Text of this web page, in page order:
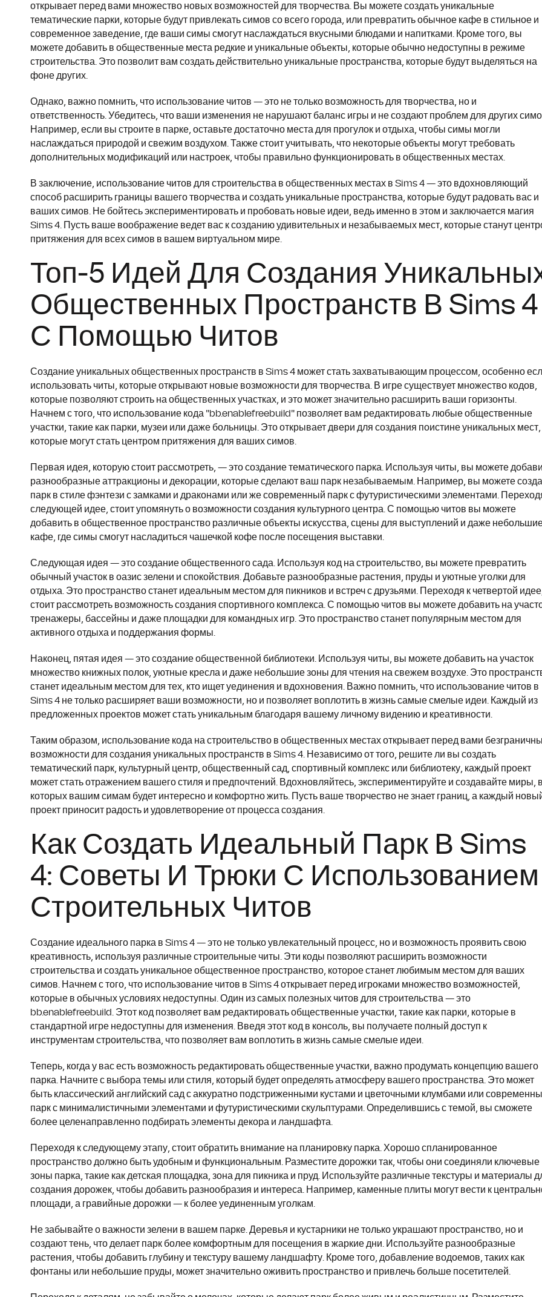
открывает перед вами множество новых возможностей для творчества. Вы можете создать уникальные
тематические парки, которые будут привлекать симов со всего города, или превратить обычное кафе в стильное и
современное заведение, где ваши симы смогут наслаждаться вкусными блюдами и напитками. Кроме того, вы
можете добавить в общественные места редкие и уникальные объекты, которые обычно недоступны в режиме
строительства. Это позволит вам создать действительно уникальные пространства, которые будут выделяться на
фоне других.
Однако, важно помнить, что использование читов — это не только возможность для творчества, но и
ответственность. Убедитесь, что ваши изменения не нарушают баланс игры и не создают проблем для других
Например, если вы строите в парке, оставьте достаточно места для прогулок и отдыха, чтобы симы могли
наслаждаться природой и свежим воздухом. Также стоит учитывать, что некоторые объекты могут требовать
дополнительных модификаций или настроек, чтобы правильно функционировать в общественных местах.
В заключение, использование читов для строительства в общественных местах в Sims 4 — это вдохновляющий
способ расширить границы вашего творчества и создать уникальные пространства, которые будут радовать вас и
ваших симов. Не бойтесь экспериментировать и пробовать новые идеи, ведь именно в этом и заключается магия
Sims 4. Пусть ваше воображение ведет вас к созданию удивительных и незабываемых мест, которые станут
притяжения для всех симов в вашем виртуальном мире.
Топ-5 Идей Для Создания
Общественных Пространств В Sims 4
С Помощью Читов
Создание уникальных общественных пространств в Sims 4 может стать захватывающим процессом, особенно
использовать читы, которые открывают новые возможности для творчества. В игре существует множество кодов,
которые позволяют строить на общественных участках, и это может значительно расширить ваши горизонты.
Начнем с того, что использование кода "bb.enablefreebuild" позволяет вам редактировать любые общественные
участки, такие как парки, музеи или даже больницы. Это открывает двери для создания поистине уникальных мест,
которые могут стать центром притяжения для ваших симов.
Первая идея, которую стоит рассмотреть, — это создание тематического парка. Используя читы, вы можете
разнообразные аттракционы и декорации, которые сделают ваш парк незабываемым. Например, вы можете
парк в стиле фэнтези с замками и драконами или же современный парк с футуристическими элементами.
следующей идее, стоит упомянуть о возможности создания культурного центра. С помощью читов вы можете
добавить в общественное пространство различные объекты искусства, сцены для выступлений и даже
кафе, где симы смогут насладиться чашечкой кофе после посещения выставки.
Следующая идея — это создание общественного сада. Используя код на строительство, вы можете превратить
обычный участок в оазис зелени и спокойствия. Добавьте разнообразные растения, пруды и уютные уголки для
отдыха. Это пространство станет идеальным местом для пикников и встреч с друзьями. Переходя к четвертой
стоит рассмотреть возможность создания спортивного комплекса. С помощью читов вы можете добавить на
тренажеры, бассейны и даже площадки для командных игр. Это пространство станет популярным местом для
активного отдыха и поддержания формы.
Наконец, пятая идея — это создание общественной библиотеки. Используя читы, вы можете добавить на участок
множество книжных полок, уютные кресла и даже небольшие зоны для чтения на свежем воздухе. Это
станет идеальным местом для тех, кто ищет уединения и вдохновения. Важно помнить, что использование читов в
Sims 4 не только расширяет ваши возможности, но и позволяет воплотить в жизнь самые смелые идеи. Каждый из
предложенных проектов может стать уникальным благодаря вашему личному видению и креативности.
Таким образом, использование кода на строительство в общественных местах открывает перед вами
возможности для создания уникальных пространств в Sims 4. Независимо от того, решите ли вы создать
тематический парк, культурный центр, общественный сад, спортивный комплекс или библиотеку, каждый проект
может стать отражением вашего стиля и предпочтений. Вдохновляйтесь, экспериментируйте и создавайте миры, в
которых вашим симам будет интересно и комфортно жить. Пусть ваше творчество не знает границ, а каждый
проект приносит радость и удовлетворение от процесса создания.
Как Создать Идеальный Парк В Sims
4: Советы И Трюки С Использованием
Строительных Читов
Создание идеального парка в Sims 4 — это не только увлекательный процесс, но и возможность проявить свою
креативность, используя различные строительные читы. Эти коды позволяют расширить возможности
строительства и создать уникальное общественное пространство, которое станет любимым местом для ваших
симов. Начнем с того, что использование читов в Sims 4 открывает перед игроками множество возможностей,
которые в обычных условиях недоступны. Один из самых полезных читов для строительства — это
bb.enablefreebuild. Этот код позволяет вам редактировать общественные участки, такие как парки, которые в
стандартной игре недоступны для изменения. Введя этот код в консоль, вы получаете полный доступ к
инструментам строительства, что позволяет вам воплотить в жизнь самые смелые идеи.
Теперь, когда у вас есть возможность редактировать общественные участки, важно продумать концепцию вашего
парка. Начните с выбора темы или стиля, который будет определять атмосферу вашего пространства. Это может
быть классический английский сад с аккуратно подстриженными кустами и цветочными клумбами или
парк с минималистичными элементами и футуристическими скульптурами. Определившись с темой, вы сможете
более целенаправленно подбирать элементы декора и ландшафта.
Переходя к следующему этапу, стоит обратить внимание на планировку парка. Хорошо спланированное
пространство должно быть удобным и функциональным. Разместите дорожки так, чтобы они соединяли ключевые
зоны парка, такие как детская площадка, зона для пикника и пруд. Используйте различные текстуры и материалы
создания дорожек, чтобы добавить разнообразия и интереса. Например, каменные плиты могут вести к
площади, а гравийные дорожки — к более уединенным уголкам.
Не забывайте о важности зелени в вашем парке. Деревья и кустарники не только украшают пространство, но и
создают тень, что делает парк более комфортным для посещения в жаркие дни. Используйте разнообразные
растения, чтобы добавить глубину и текстуру вашему ландшафту. Кроме того, добавление водоемов, таких как
фонтаны или небольшие пруды, может значительно оживить пространство и привлечь больше посетителей.